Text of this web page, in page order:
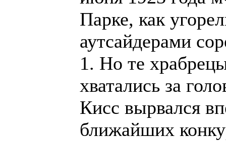
Парке, как
аутсайдерами
1. Но те
хватались за
Кисс вырвался
ближайших